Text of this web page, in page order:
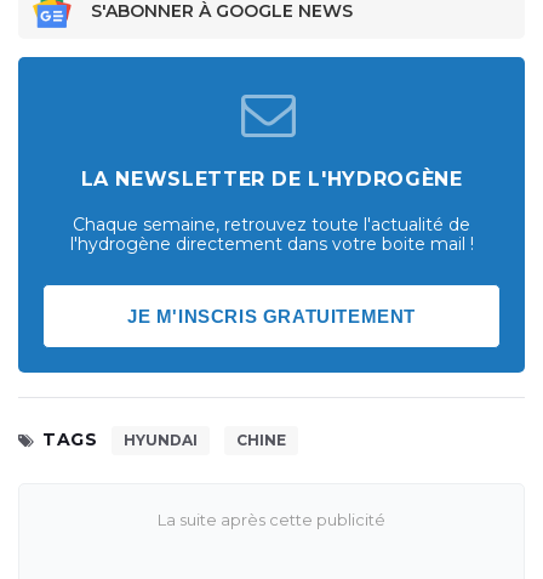
S'ABONNER À GOOGLE NEWS
LA NEWSLETTER DE L'HYDROGÈNE
Chaque semaine, retrouvez toute l'actualité de
l'hydrogène directement dans votre boite mail !
JE M'INSCRIS GRATUITEMENT
TAGS HYUNDAI CHINE